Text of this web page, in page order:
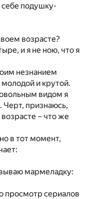
подушку-
возрасте?
и я не ною, что я
незнанием
и крутой.
видом я
Черт, признаюсь,
– что же
в тот момент,
мармеладку:
просмотр сериалов